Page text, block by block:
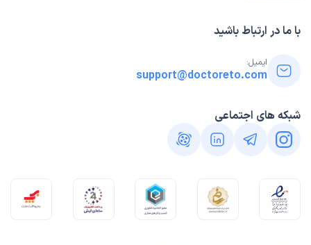
با ما در ارتباط باشید
ایمیل:
support@doctoreto.com
شبکه های اجتماعی